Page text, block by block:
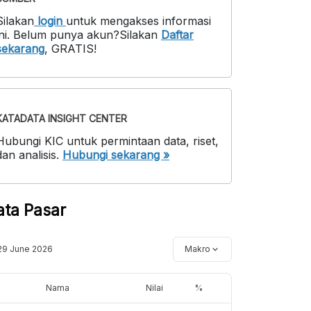
login untuk mengakses informasi
. Belum punya akun?Silakan Daftar
, GRATIS!
INSIGHT CENTER
KIC untuk permintaan data, riset,
analisis. Hubungi sekarang »
Pasar
June 2026 Makro
Nama Nilai %